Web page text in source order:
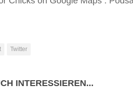
Twitter
INTERESSIEREN...